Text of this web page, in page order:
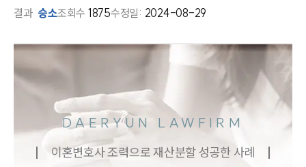
결과 승소조회수 1875수정일: 2024-08-29
DAERYUN LAWFIRM
이혼변호사 조력으로 재산분할 성공한 사례